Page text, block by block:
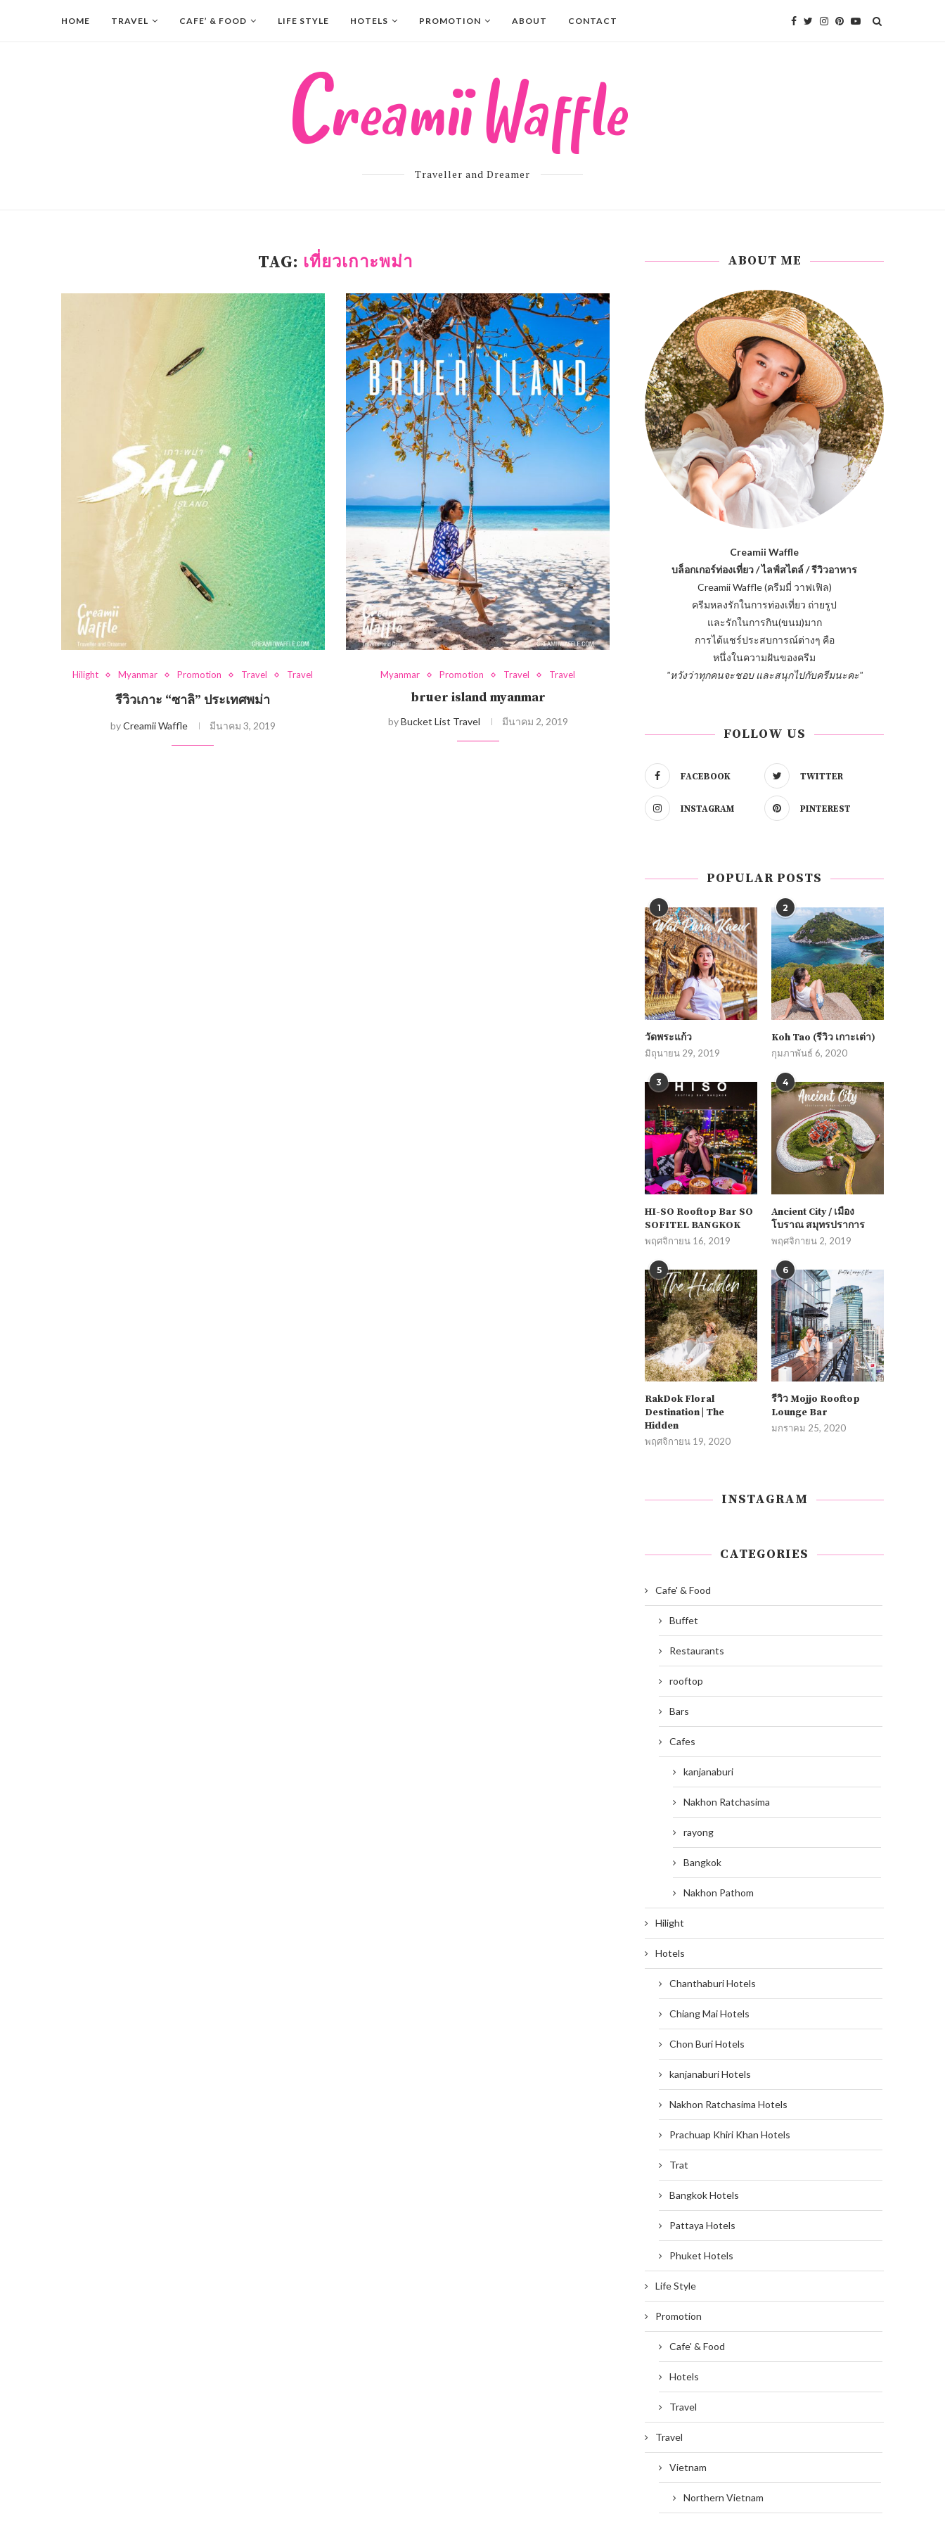
HOME TRAVEL CAFE’ & FOOD LIFE STYLE HOTELS PROMOTION ABOUT CONTACT
Traveller and Dreamer
TAG: เที่ยวเกาะพม่า
Hilight Myanmar Promotion Travel Travel
รีวิวเกาะ “ซาลิ” ประเทศพม่า
byCreamii Waffle มีนาคม 3, 2019
Myanmar Promotion Travel Travel
bruer island myanmar
byBucket List Travel มีนาคม 2, 2019
ABOUT ME
Creamii Waffle
บล็อกเกอร์ท่องเที่ยว / ไลฟ์สไตล์ / รีวิวอาหาร
Creamii Waffle (ครีมมี่ วาฟเฟิล)
ครีมหลงรักในการท่องเที่ยว ถ่ายรูป
และรักในการกิน(ขนม)มาก
การได้แชร์ประสบการณ์ต่างๆ คือ
หนึ่งในความฝันของครีม
"หวังว่าทุกคนจะชอบ และสนุกไปกับครีมนะคะ"
FOLLOW US
FACEBOOK TWITTER
INSTAGRAM PINTEREST
POPULAR POSTS
1
วัดพระแก้ว
มิถุนายน 29, 2019
2
Koh Tao (รีวิว เกาะเต่า)
กุมภาพันธ์ 6, 2020
3
HI-SO Rooftop Bar SO
SOFITEL BANGKOK
พฤศจิกายน 16, 2019
4
Ancient City / เมือง
โบราณ สมุทรปราการ
พฤศจิกายน 2, 2019
5
RakDok Floral
Destination | The
Hidden
พฤศจิกายน 19, 2020
6
รีวิว Mojjo Rooftop
Lounge Bar
มกราคม 25, 2020
INSTAGRAM
CATEGORIES
Cafe' & Food
Buffet
Restaurants
rooftop
Bars
Cafes
kanjanaburi
Nakhon Ratchasima
rayong
Bangkok
Nakhon Pathom
Hilight
Hotels
Chanthaburi Hotels
Chiang Mai Hotels
Chon Buri Hotels
kanjanaburi Hotels
Nakhon Ratchasima Hotels
Prachuap Khiri Khan Hotels
Trat
Bangkok Hotels
Pattaya Hotels
Phuket Hotels
Life Style
Promotion
Cafe' & Food
Hotels
Travel
Travel
Vietnam
Northern Vietnam